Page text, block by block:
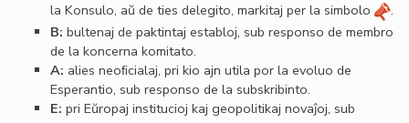
la Konsulo, aŭ de ties delegito, markitaj per la simbolo
.
B: bultenaj de paktintaj establoj, sub responso de membro
de la koncerna komitato.
A: alies neoﬁcialaj, pri kio ajn utila por la evoluo de
Esperantio, sub responso de la subskribinto.
E: pri Eŭropaj institucioj kaj geopolitikaj novaĵoj, sub